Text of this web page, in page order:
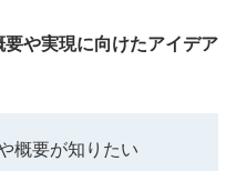
や実現に向けたアイデア
概要が知りたい